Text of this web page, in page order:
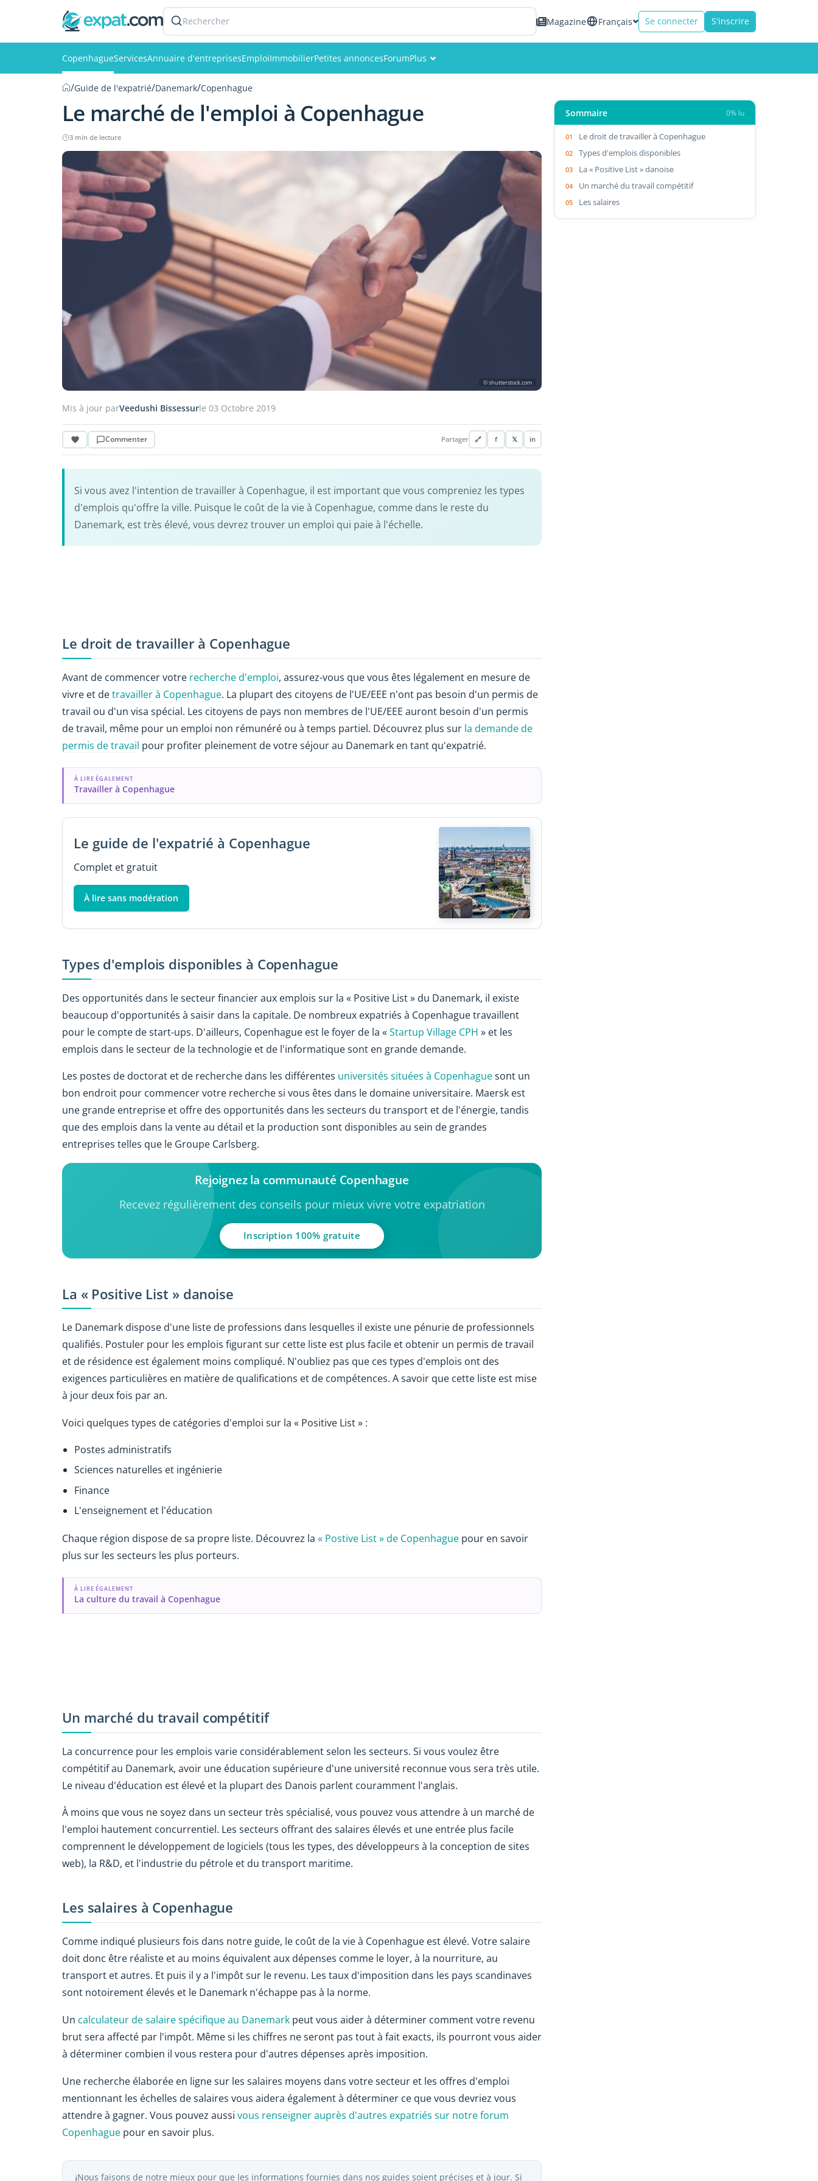
Rechercher Magazine Français Se connecter S'inscrire
CopenhagueServicesAnnuaire d'entreprisesEmploiImmobilierPetites annoncesForumPlus
Membres
/Guide de l'expatrié/Danemark/Copenhague
Le marché de l'emploi à Copenhague
3 min de lecture
© shutterstock.com
Mis à jour parVeedushi Bissessurle 03 Octobre 2019
Commenter Partager 🔗 f 𝕏 in
Si vous avez l'intention de travailler à Copenhague, il est important que vous compreniez les types
d'emplois qu'offre la ville. Puisque le coût de la vie à Copenhague, comme dans le reste du
Danemark, est très élevé, vous devrez trouver un emploi qui paie à l'échelle.
Le droit de travailler à Copenhague
Avant de commencer votre recherche d'emploi, assurez-vous que vous êtes légalement en mesure de
vivre et detravailler à Copenhague. La plupart des citoyens de l'UE/EEE n'ont pas besoin d'un permis de
travail ou d'un visa spécial. Les citoyens de pays non membres de l'UE/EEE auront besoin d'un permis
de travail, même pour un emploi non rémunéré ou à temps partiel. Découvrez plus sur la demande de
permis de travail pour profiter pleinement de votre séjour au Danemark en tant qu'expatrié.
À LIRE ÉGALEMENT
Travailler à Copenhague
Le guide de l'expatrié à Copenhague
Complet et gratuit
À lire sans modération
Types d'emplois disponibles à Copenhague
Des opportunités dans le secteur financier aux emplois sur la « Positive List » du Danemark, il existe
beaucoup d'opportunités à saisir dans la capitale. De nombreux expatriés à Copenhague travaillent
pour le compte de start-ups. D'ailleurs, Copenhague est le foyer de la «Startup Village CPH » et les
emplois dans le secteur de la technologie et de l'informatique sont en grande demande.
Les postes de doctorat et de recherche dans les différentes universités situées à Copenhaguesont un
bon endroit pour commencer votre recherche si vous êtes dans le domaine universitaire. Maersk est
une grande entreprise et offre des opportunités dans les secteurs du transport et de l'énergie, tandis
que des emplois dans la vente au détail et la production sont disponibles au sein de grandes
entreprises telles que le Groupe Carlsberg.
Rejoignez la communauté Copenhague
Recevez régulièrement des conseils pour mieux vivre votre expatriation
Inscription 100% gratuite
La « Positive List » danoise
Le Danemark dispose d'une liste de professions dans lesquelles il existe une pénurie de professionnels
qualifiés. Postuler pour les emplois figurant sur cette liste est plus facile et obtenir un permis de travail
et de résidence est également moins compliqué. N'oubliez pas que ces types d'emplois ont des
exigences particulières en matière de qualifications et de compétences. A savoir que cette liste est mise
à jour deux fois par an.
Voici quelques types de catégories d'emploi sur la « Positive List » :
Postes administratifs
Sciences naturelles et ingénierie
Finance
L'enseignement et l'éducation
Chaque région dispose de sa propre liste. Découvrez la « Postive List » de Copenhague pour en savoir
plus sur les secteurs les plus porteurs.
À LIRE ÉGALEMENT
La culture du travail à Copenhague
Un marché du travail compétitif
La concurrence pour les emplois varie considérablement selon les secteurs. Si vous voulez être
compétitif au Danemark, avoir une éducation supérieure d'une université reconnue vous sera très utile.
Le niveau d'éducation est élevé et la plupart des Danois parlent couramment l'anglais.
À moins que vous ne soyez dans un secteur très spécialisé, vous pouvez vous attendre à un marché de
l'emploi hautement concurrentiel. Les secteurs offrant des salaires élevés et une entrée plus facile
comprennent le développement de logiciels (tous les types, des développeurs à la conception de sites
web), la R&D, et l'industrie du pétrole et du transport maritime.
Les salaires à Copenhague
Comme indiqué plusieurs fois dans notre guide, le coût de la vie à Copenhague est élevé. Votre salaire
doit donc être réaliste et au moins équivalent aux dépenses comme le loyer, à la nourriture, au
transport et autres. Et puis il y a l'impôt sur le revenu. Les taux d'imposition dans les pays scandinaves
sont notoirement élevés et le Danemark n'échappe pas à la norme.
Un calculateur de salaire spécifique au Danemark peut vous aider à déterminer comment votre revenu
brut sera affecté par l'impôt. Même si les chiffres ne seront pas tout à fait exacts, ils pourront vous aider
à déterminer combien il vous restera pour d'autres dépenses après imposition.
Une recherche élaborée en ligne sur les salaires moyens dans votre secteur et les offres d'emploi
mentionnant les échelles de salaires vous aidera également à déterminer ce que vous devriez vous
attendre à gagner. Vous pouvez aussi vous renseigner auprès d'autres expatriés sur notre forum
Copenhague pour en savoir plus.
Nous faisons de notre mieux pour que les informations fournies dans nos guides soient précises et à jour. Si
Sommaire 0% lu
Le droit de travailler à Copenhague
Types d'emplois disponibles
La « Positive List » danoise
Un marché du travail compétitif
Les salaires